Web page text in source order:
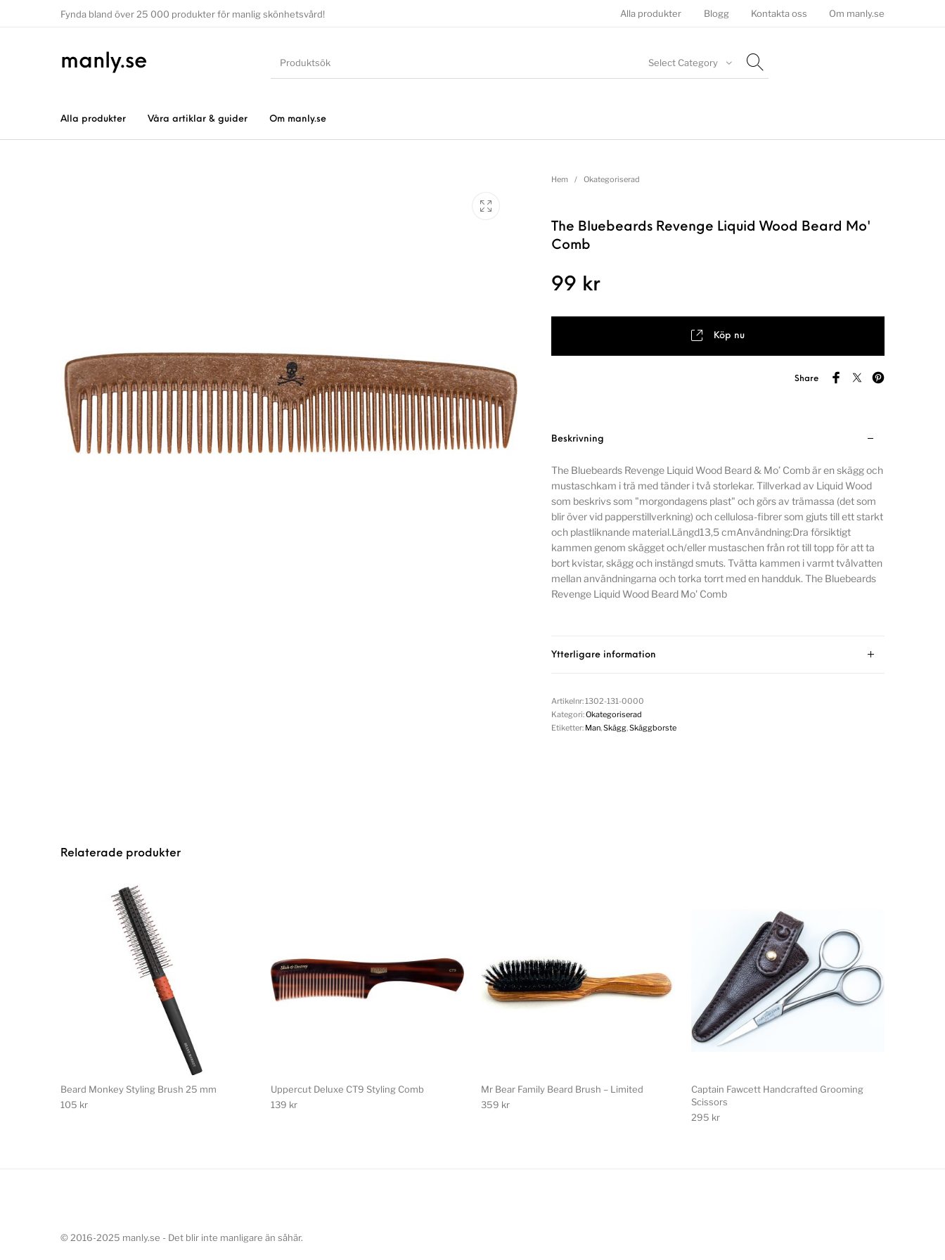
Fynda bland över 25 000 produkter för manlig skönhetsvård! Alla produkter Blogg Kontakta oss Om manly.se
manly.se Select Category
Alla produkter Våra artiklar & guider Om manly.se
Hem / Okategoriserad
The Bluebeards Revenge Liquid Wood Beard Mo'
Comb
99 kr
Köp nu
Share
Beskrivning
The Bluebeards Revenge Liquid Wood Beard & Mo’ Comb är en skägg och
mustaschkam i trä med tänder i två storlekar. Tillverkad av Liquid Wood
som beskrivs som "morgondagens plast" och görs av trämassa (det som
blir över vid papperstillverkning) och cellulosa-fibrer som gjuts till ett starkt
och plastliknande material.Längd13,5 cmAnvändning:Dra försiktigt
kammen genom skägget och/eller mustaschen från rot till topp för att ta
bort kvistar, skägg och instängd smuts. Tvätta kammen i varmt tvålvatten
mellan användningarna och torka torrt med en handduk. The Bluebeards
Revenge Liquid Wood Beard Mo' Comb
Ytterligare information
Artikelnr:1302-131-0000
Kategori:Okategoriserad
Etiketter: Man, Skägg, Skäggborste
Relaterade produkter
Beard Monkey Styling Brush 25 mm
105 kr
Uppercut Deluxe CT9 Styling Comb
139 kr
Mr Bear Family Beard Brush – Limited
359 kr
Captain Fawcett Handcrafted Grooming
Scissors
295 kr
© 2016-2025 manly.se - Det blir inte manligare än såhär.